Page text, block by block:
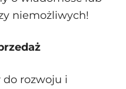
niemożliwych!
do rozwoju i